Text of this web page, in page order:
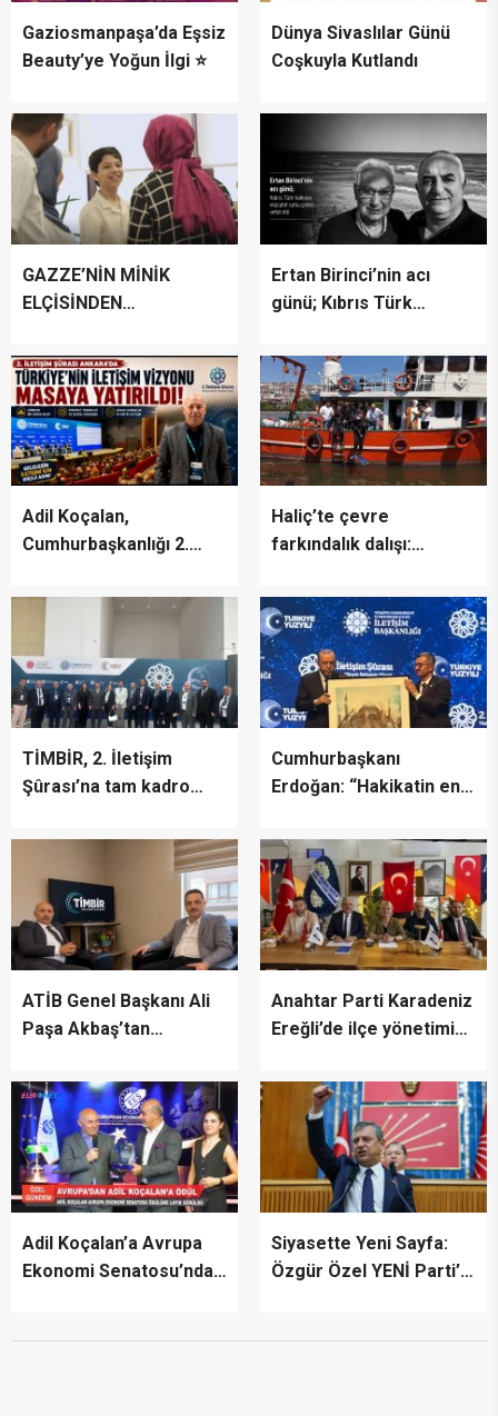
Gaziosmanpaşa’da Eşsiz
Beauty’ye Yoğun İlgi ⭐
Dünya Sivaslılar Günü
Coşkuyla Kutlandı
GAZZE’NİN MİNİK
ELÇİSİNDEN
DUYGUSAL MESAJ:
“BURASI BENİM İKİNCİ
EVİM”
Ertan Birinci’nin acı
günü; Kıbrıs Türk
çınarı vefat etti
Adil Koçalan,
Cumhurbaşkanlığı 2.
Haliç’te çevre
farkındalık dalışı:
asla mümkün değil”
TİMBİR, 2. İletişim
Şûrası’na tam kadro
Cumhurbaşkanı
Erdoğan: “Hakikatin en
dönemden geçiyoruz”
ATİB Genel Başkanı Ali
Paşa Akbaş’tan
Anahtar Parti Karadeniz
Ereğli’de ilçe yönetimini
Adil Koçalan’a Avrupa
Ekonomi Senatosu’ndan
Siyasette Yeni Sayfa:
Özgür Özel YENİ Parti’yi